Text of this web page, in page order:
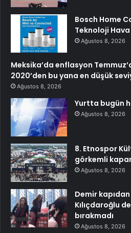
Bosch Home
Teknoloji
Ağustos 8, 2026
Meksika’da enflasyon
2020’den bu yana en düşük
Ağustos 8, 2026
Yurtta bugün
Ağustos 8, 2026
8. Etnospor
görkemli
Ağustos 8, 2026
Demir
Kılıçdaroğlu
bırakmadı
Ağustos 8, 2026